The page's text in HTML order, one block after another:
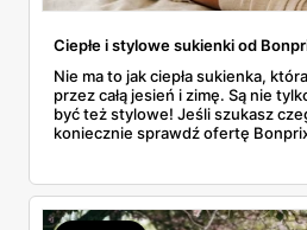
Ciepłe i stylowe sukienki od
Nie ma to jak ciepła sukienka,
przez całą jesień i zimę. Są nie
być też stylowe! Jeśli szukasz
koniecznie sprawdź ofertę